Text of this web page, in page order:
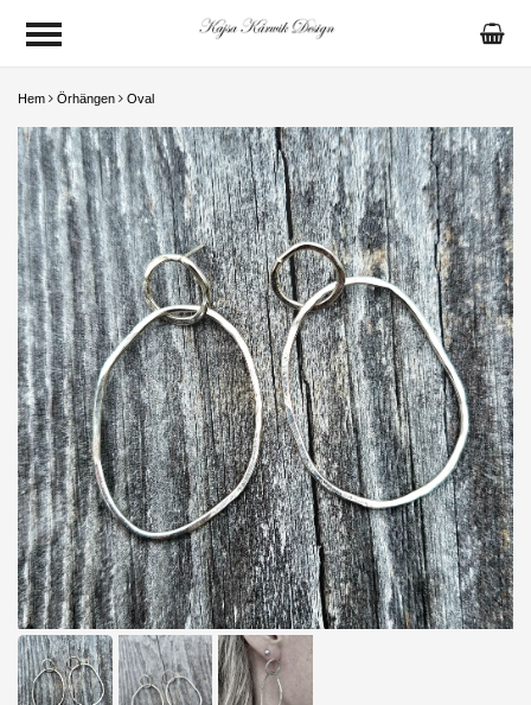
Hem Örhängen Oval